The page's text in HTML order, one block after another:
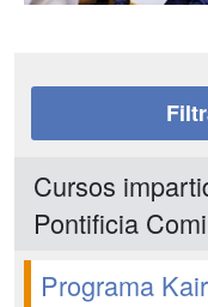
Cursos
Pontificia
Programa